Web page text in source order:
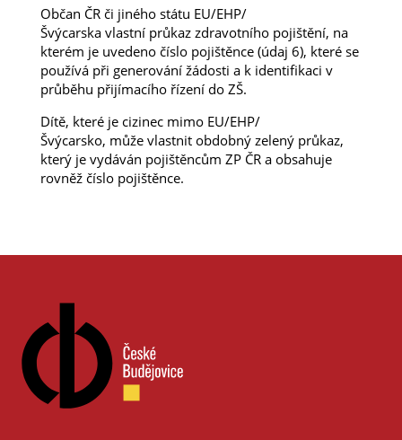
Občan ČR či jiného státu EU/EHP/
Švýcarska vlastní průkaz zdravotního pojištění, na
kterém je uvedeno číslo pojištěnce (údaj 6), které se
používá při generování žádosti a k identifikaci v
průběhu přijímacího řízení do ZŠ.
Dítě, které je cizinec mimo EU/EHP/
Švýcarsko, může vlastnit obdobný zelený průkaz,
který je vydáván pojištěncům ZP ČR a obsahuje
rovněž číslo pojištěnce.